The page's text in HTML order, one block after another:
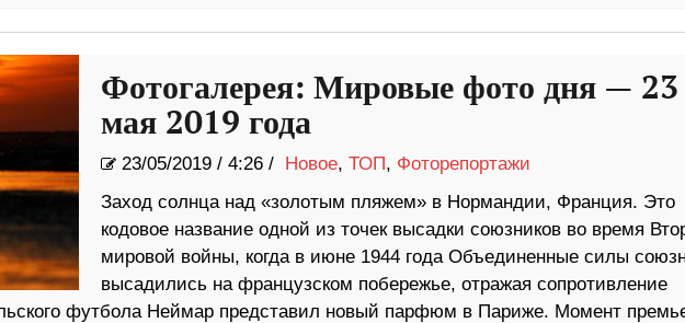
Фотогалерея: Мировые фото дня — 23
мая 2019 года
23/05/2019/ 4:26 / Новое, ТОП, Фоторепортажи
Заход солнца над «золотым пляжем» в Нормандии, Франция. Это
кодовое название одной из точек высадки союзников во время
мировой войны, когда в июне 1944 года Объединенные силы
высадились на французском побережье, отражая сопротивление
футбола Неймар представил новый парфюм в Париже. Момент